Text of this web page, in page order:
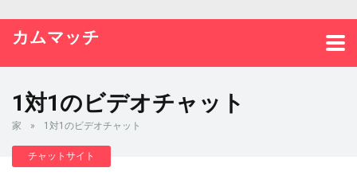
カムマッチ
1対1のビデオチャット
家 » 1対1のビデオチャット
チャットサイト